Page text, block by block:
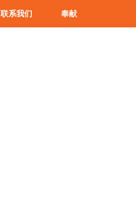
联系我们 奉献